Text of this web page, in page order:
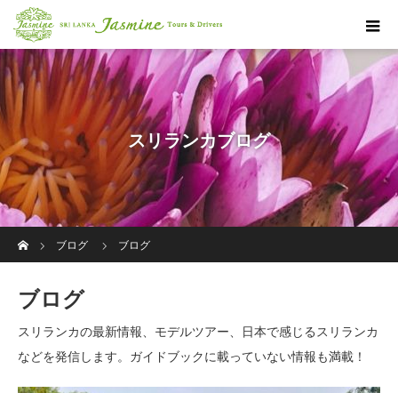
スリランカブログ
ブログ
ブログ
ブログ
スリランカの最新情報、モデルツアー、日本で感じるスリランカ
などを発信します。ガイドブックに載っていない情報も満載！